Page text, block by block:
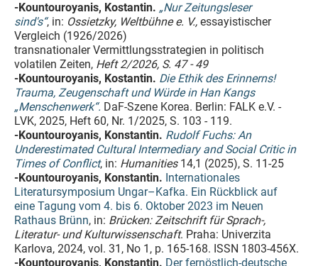
-Kountouroyanis, Kostantin. „Nur Zeitungsleser
sind's“, in: Ossietzky, Weltbühne e. V., essayistischer
Vergleich (1926/2026)
transnationaler Vermittlungsstrategien in politisch
volatilen Zeiten, Heft 2/2026, S. 47 - 49
-Kountouroyanis, Kostantin. Die Ethik des Erinnerns!
Trauma, Zeugenschaft und Würde in Han Kangs
„Menschenwerk“. DaF-Szene Korea. Berlin: FALK e.V. -
LVK, 2025, Heft 60, Nr. 1/2025, S. 103 - 119.
-Kountouroyanis, Konstantin. Rudolf Fuchs: An
Underestimated Cultural Intermediary and Social Critic in
Times of Conflict, in: Humanities14,1 (2025), S. 11-25
-Kountouroyanis, Konstantin. Internationales
Literatursymposium Ungar–Kafka. Ein Rückblick auf
eine Tagung vom 4. bis 6. Oktober 2023 im Neuen
Rathaus Brünn, in: Brücken: Zeitschrift für Sprach-,
Literatur- und Kulturwissenschaft. Praha: Univerzita
Karlova, 2024, vol. 31, No 1, p. 165-168. ISSN 1803-456X.
-Kountouroyanis, Konstantin. Der fernöstlich-deutsche